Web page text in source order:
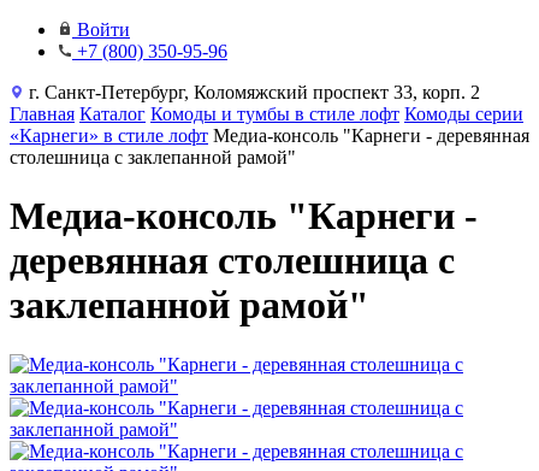
Войти
+7 (800) 350-95-96
г. Санкт-Петербург, Коломяжский проспект 33, корп. 2
Главная Каталог Комоды и тумбы в стиле лофт Комоды серии
«Карнеги» в стиле лофт Медиа-консоль "Карнеги - деревянная
столешница с заклепанной рамой"
Медиа-консоль "Карнеги -
деревянная столешница с
заклепанной рамой"